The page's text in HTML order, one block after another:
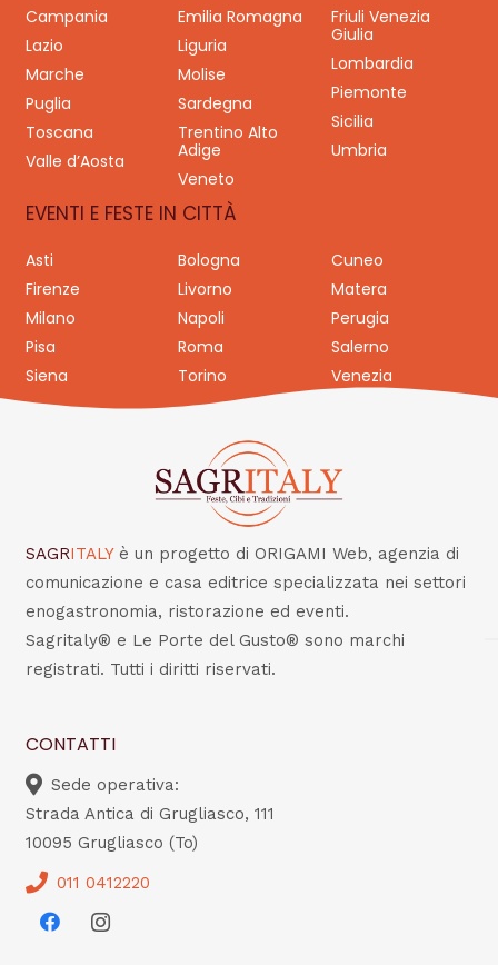
Campania
Emilia Romagna
Friuli Venezia
Giulia
Lazio
Liguria
Lombardia
Marche
Molise
Piemonte
Puglia
Sardegna
Sicilia
Toscana
Trentino Alto
Adige
Umbria
Valle d’Aosta
Veneto
EVENTI E FESTE IN CITTÀ
Asti Bologna
Cuneo
Firenze
Livorno
Matera
Milano
Napoli
Perugia
Pisa
Roma
Salerno
Siena
Torino Venezia
SAGRITALY è un progetto di ORIGAMI Web, agenzia di
comunicazione e casa editrice specializzata nei settori
enogastronomia, ristorazione ed eventi.
Sagritaly® e Le Porte del Gusto® sono marchi
registrati. Tutti i diritti riservati.
CONTATTI
Sede operativa:
Strada Antica di Grugliasco, 111
10095 Grugliasco (To)
011 0412220